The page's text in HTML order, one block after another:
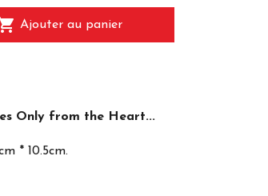
Ajouter au panier
Only from the Heart...
* 10.5cm.